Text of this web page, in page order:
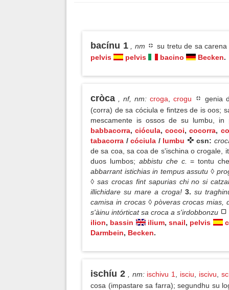
bacínu 1 , nm
su tretu de sa
pelvis
pelvis bacino Becken.
cròca , nf, nm: croga crogu
genia
(corra) de sa cóciula e fintzes de is oos;
mescamente is ossos de su lumbu,
babbacorra,ciócula,cocoi,cocorra,
tabacorra / cóciula / lumbu csn:
de sa coa, sa coa de s'ischina o crogale,
duos lumbos; abbistu che c.= tontu
abbarrant istichias in tempus assutu ◊
◊ sas crocas fint sapurias chi no si
illichidare su mare a croga! 3. su
camisa in crocas ◊ pòveras crocas
s'àinu intórticat sa croca a s'irdobbonzu
ilion, bassin ilium, snail, pelvis
Darmbein, Becken.
ischíu 2 , nm: ischivu 1 isciu iscivu
cosa (impastare sa farra); segundhu su